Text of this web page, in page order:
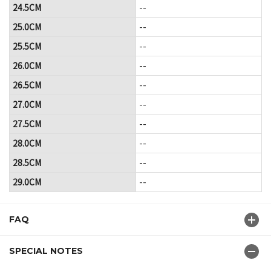
FAQ
SPECIAL NOTES
24.5CM
--
25.0CM
--
25.5CM
--
26.0CM
--
26.5CM
--
27.0CM
--
27.5CM
--
28.0CM
--
28.5CM
--
29.0CM
--